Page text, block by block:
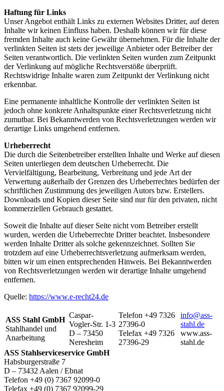
Haftung für Links
Unser Angebot enthält Links zu externen Websites Dritter, auf deren
Inhalte wir keinen Einfluss haben. Deshalb können wir für diese
fremden Inhalte auch keine Gewähr übernehmen. Für die Inhalte der
verlinkten Seiten ist stets der jeweilige Anbieter oder Betreiber der
Seiten verantwortlich. Die verlinkten Seiten wurden zum Zeitpunkt
der Verlinkung auf mögliche Rechtsverstöße überprüft.
Rechtswidrige Inhalte waren zum Zeitpunkt der Verlinkung nicht
erkennbar.
Eine permanente inhaltliche Kontrolle der verlinkten Seiten ist
jedoch ohne konkrete Anhaltspunkte einer Rechtsverletzung nicht
zumutbar. Bei Bekanntwerden von Rechtsverletzungen werden wir
derartige Links umgehend entfernen.
Urheberrecht
Die durch die Seitenbetreiber erstellten Inhalte und Werke auf diesen
Seiten unterliegen dem deutschen Urheberrecht. Die
Vervielfältigung, Bearbeitung, Verbreitung und jede Art der
Verwertung außerhalb der Grenzen des Urheberrechtes bedürfen der
schriftlichen Zustimmung des jeweiligen Autors bzw. Erstellers.
Downloads und Kopien dieser Seite sind nur für den privaten, nicht
kommerziellen Gebrauch gestattet.
Soweit die Inhalte auf dieser Seite nicht vom Betreiber erstellt
wurden, werden die Urheberrechte Dritter beachtet. Insbesondere
werden Inhalte Dritter als solche gekennzeichnet. Sollten Sie
trotzdem auf eine Urheberrechtsverletzung aufmerksam werden,
bitten wir um einen entsprechenden Hinweis. Bei Bekanntwerden
von Rechtsverletzungen werden wir derartige Inhalte umgehend
entfernen.
Quelle: https://www.e-recht24.de
ASS Stahl GmbH
Stahlhandel und
Anarbeitung
Caspar-
Vogler-Str. 1-3
D – 73450
Neresheim
Telefon +49 7326
27396-0
Telefax +49 7326
27396-29
info@ass-
stahl.de
www.ass-
stahl.de
ASS Stahlserviceservice GmbH
Habsburgerstraße 7
D – 73432 Aalen / Ebnat
Telefon +49 (0) 7367 92099-0
Telefax +49 (0) 7367 92099-29